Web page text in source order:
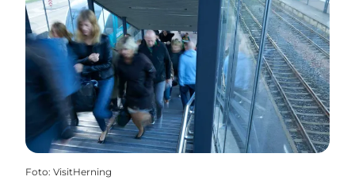
Foto: VisitHerning